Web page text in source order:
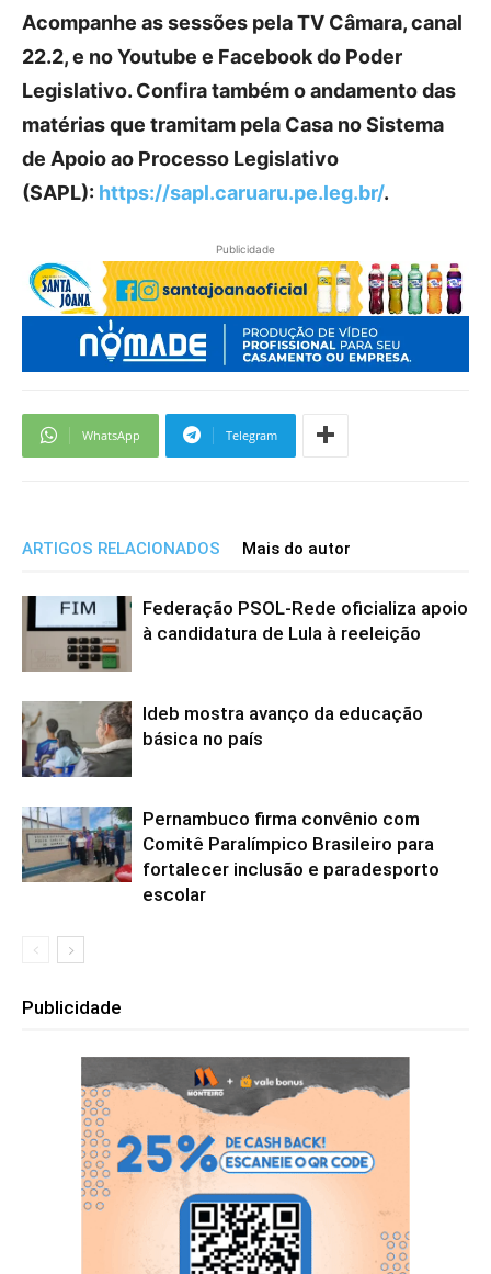
Acompanhe as sessões pela TV Câmara, canal
22.2, e no Youtube e Facebook do Poder
Legislativo. Confira também o andamento das
matérias que tramitam pela Casa no Sistema
de Apoio ao Processo Legislativo
(SAPL): https://sapl.caruaru.pe.leg.br/.
Publicidade
WhatsApp Telegram
ARTIGOS RELACIONADOS Mais do autor
Federação PSOL-Rede oficializa apoio
à candidatura de Lula à reeleição
Ideb mostra avanço da educação
básica no país
Pernambuco firma convênio com
Comitê Paralímpico Brasileiro para
fortalecer inclusão e paradesporto
escolar
Publicidade